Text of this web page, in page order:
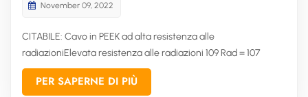
November 09, 2022
CITABILE: Cavo in PEEK ad alta resistenza alle
radiazioniElevata resistenza alle radiazioni 109 Rad = 107
GyCaratteristiche principali:Temperatura di esercizio: -75℃--
-- +260℃ (500°F)Tensione nominale 600VDisponibile con
PER SAPERNE DI PIÙ